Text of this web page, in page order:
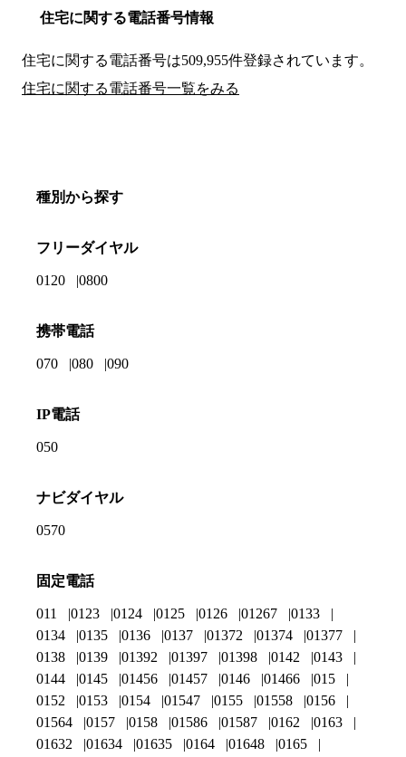
住宅に関する電話番号情報
住宅に関する電話番号は509,955件登録されています。
住宅に関する電話番号一覧をみる
種別から探す
フリーダイヤル
0120 0800
携帯電話
070 080 090
IP電話
050
ナビダイヤル
0570
固定電話
011 0123 0124 0125 0126 01267
0133
0134
0135 0136 0137 01372 01374
01377
0138
0139 01392 01397 01398 0142
0143
0144
0145 01456 01457 0146 01466
015
0152
0153 0154 01547 0155 01558
0156
01564
0157 0158 01586 01587 0162
0163
01632
01634 01635 0164 01648 0165